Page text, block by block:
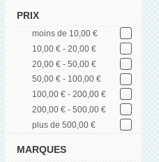
PRIX
moins de 10,00 €
10,00 € - 20,00 €
20,00 € - 50,00 €
50,00 € - 100,00 €
100,00 € - 200,00 €
200,00 € - 500,00 €
plus de 500,00 €
MARQUES